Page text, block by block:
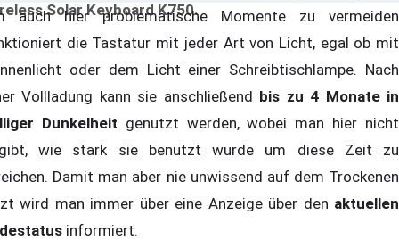
Solar Keyboard K750.
auch hier problematische Momente zu vermeiden
die Tastatur mit jeder Art von Licht, egal ob mit
oder dem Licht einer Schreibtischlampe. Nach
Vollladung kann sie anschließend bis zu 4 Monate in
Dunkelheit genutzt werden, wobei man hier nicht
wie stark sie benutzt wurde um diese Zeit zu
Damit man aber nie unwissend auf dem Trockenen
wird man immer über eine Anzeige über den aktuellen
informiert.